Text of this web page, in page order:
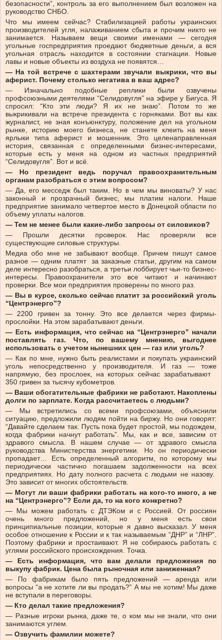
безопасности”, контроль за его выполнением был возложен на
руководство СНБО.
Что мы имеем сейчас? Стабилизацией работы украинских
производителей угля, налаживанием сбыта и прочим никто не
занимается. Называем вещи своими именами — сегодня
угольные госпредприятия проедают бюджетные деньги, а вся
угольная отрасль находится в состоянии стагнации. Новые
лавы и новые объекты из воздуха не появятся…
— На той встрече с шахтерами звучали выкрики, что вы
аферист. Почему столько негатива в ваш адрес?
— Изначально подобные реплики были озвучены
профсоюзными деятелями “Селидовугля” на эфире у Бигуса. Я
спросил: “Кто эти люди? Я их не знаю”. Потом то же
выкрикивали на встрече президента с горняками. Вот вы как
журналист, не зная конъюнктуру, положение дел на угольном
рынке, историю моего бизнеса, не станете клеить на меня
ярлыки типа аферист и мошенник. Это целенаправленная
история, связанная с определенными бизнес-интересами,
которые есть у меня на одном из частных предприятий
“Селидовугля”. Вот и всё.
— Но президент ведь поручал правоохранительным
органам разобраться с этим вопросом?
— Да, его месседж был таким. Но в чем мы виноваты? У нас
законный и прозрачный бизнес, мы платим налоги. Наше
предприятие занимало четвертое место в Донецкой области по
объему уплаты налогов.
— Тем не менее были какие-либо запросы от силовиков?
— Прошли десятки проверок. Нас проверяли все
существующие силовые структуры.
Медиа обо мне не забывают вообще. Причем пишут самое
разное — одним платят за заказные статьи, другим на самом
деле интересно разобраться, а третьи лоббирует чьи-то бизнес-
интересы. Правоохранители это все читают и начинают
проверки. Все мои предприятия проверены по много раз.
— Вы в курсе, сколько сейчас платит за российский уголь
“Центрэнерго”?
— 2200 гривен за тонну. Это все делается через фирмы-
прослойки. На этом зарабатывают деньги.
— Есть информация, что сейчас на “Центрэнерго” начали
поставлять газ. Что, по вашему мнению, выгоднее
использовать с учетом нынешних цен — газ или уголь?
— Как по мне, нужно быть реалистами и покупать украинский
уголь непосредственно у производителя. И газ — тоже
напрямую, без прослоек, на которых сейчас зарабатывают
350 гривен за тысячу кубометров.
— Ваши обогатительные фабрики не работают. Накоплены
долги по зарплате. Когда рассчитаетесь с людьми?
— Мы встретились со всеми профсоюзами, объяснили
ситуацию, предложили людям пойти на биржу. Но они говорят:
“Давайте сделаем так. Пусть пока будет простой, мы подождем,
когда фабрики начнут работать”. Мы, как и все, зависим от
здравого смысла. В нашем случае — от здравого смысла
руководства Министерства энергетики. Но он периодически
пропадает… Есть определенный алгоритм, по которому мы
периодически частично погашаем задолженности на всех
предприятиях. Но дату полного расчета с людьми не назову.
Это зависит от многих обстоятельств.
— Могут ли ваши фабрики работать на кого-то иного, а не
на “Центрэнерго”? Если да, то на кого конкретно?
— Мы можем работать с ДТЭКом и с Россией. От россиян
очень много предложений, но у меня есть свои
принципиальные позиции, которые я давно высказал. У меня
особое отношение к России и к так называемым “ДНР” и “ЛНР”.
Поэтому фабрики и простаивают. Я не собираюсь работать с
углями российского происхождения. Точка.
— Есть информация, что вам делали предложения по
выкупу фабрик. Цена была рыночная или заниженная?
— По фабрикам было пять предложений — аренда или
вопросы “а не хотите ли вы продать?” А мы не хотим! Мы даже
не вступали в переговоры.
— Кто делал такие предложения?
— Разные игроки рынка, даже те, о ком мы не знали, что они
занимаются углем.
— Озвучить фамилии можете?